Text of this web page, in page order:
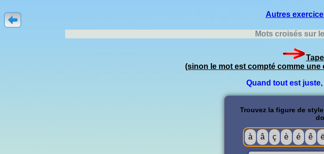
Autres
Mots croisés sur
(sinon le mot est compté comme une
Quand tout est
Trouvez la figure de
à â ç è é ê